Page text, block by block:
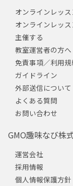
オンラインレッ
オンラインレッ
主催する
教室運営者の方へ
免責事項／利用規
ガイドライン
外部送信について
よくある質問
お問い合わせ
GMO趣味なび株
運営会社
採用情報
個人情報保護方針